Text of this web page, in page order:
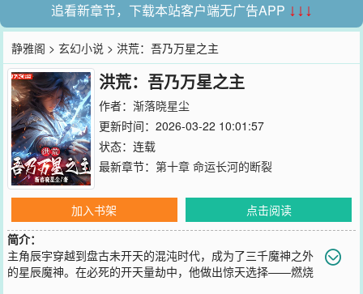
追看新章节，下载本站客户端无广告APP ↓↓↓
静雅阁 >玄幻小说 > 洪荒：吾乃万星之主
洪荒：吾乃万星之主
作者： 渐落晓星尘
更新时间：2026-03-22 10:01:57
状态：连载
最新章节： 第十章 命运长河的断裂
加入书架
点击阅读
简介：
主角辰宇穿越到盘古未开天的混沌时代，成为了三千魔神之外
的星辰魔神。在必死的开天量劫中，他做出惊天选择——燃烧